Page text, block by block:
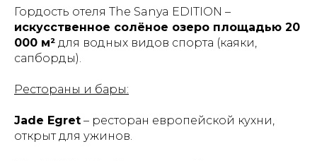
Гордость отеля The Sanya EDITION –
искусственное солёное озеро площадью 20
000 м² для водных видов спорта (каяки,
сапборды).
Рестораны и бары:
Jade Egret – ресторан европейской кухни,
открыт для ужинов.